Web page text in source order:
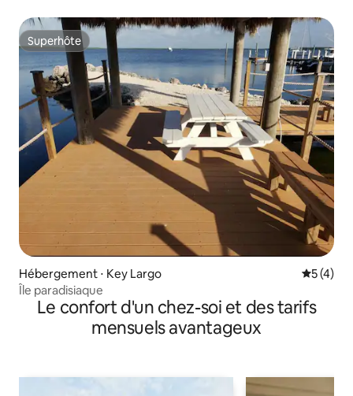
Superhôte
Superhôte
Hébergement ⋅ Key Largo
5 (4)
Île paradisiaque
Le confort d'un chez-soi et des tarifs
mensuels avantageux